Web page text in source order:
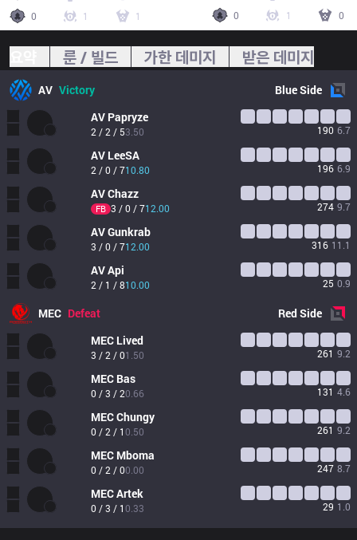
0 1 1 0 1 0
룬 / 빌드 가한 데미지 받은 데미지
AV Victory BlueSide
AV Papryze
2 / 2 / 53.50 190 6.7
AV LeeSA
2 / 0 / 710.80 196 6.9
AVChazz
FB 3 / 0 / 712.00 274 9.7
AVGunkrab
3 / 0 / 712.00 316 11.1
AVApi
2 / 1 / 810.00 25 0.9
MEC Defeat RedSide
MEC Lived
3 / 2 / 01.50 261 9.2
MEC Bas
0 / 3 / 20.66 131 4.6
MECChungy
0 / 2 / 10.50 261 9.2
MEC Mboma
0 / 2 / 00.00 247 8.7
MECArtek
0 / 3 / 10.33 29 1.0